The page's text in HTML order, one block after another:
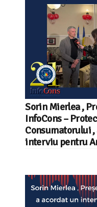
Sorin Mierlea ,
InfoCons –
Consumatorului
interviu pentru